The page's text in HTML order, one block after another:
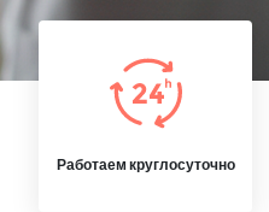
Работаем круглосуточно